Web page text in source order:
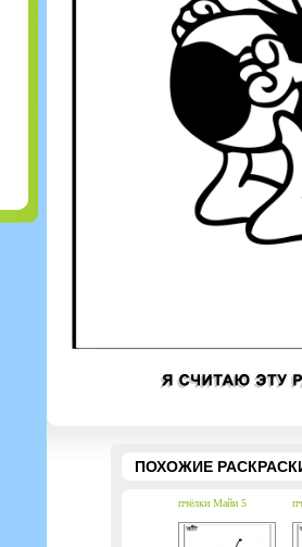
ПОХОЖИЕ
пчёлки Майи 5